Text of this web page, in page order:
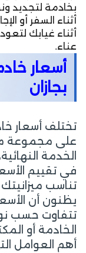
بخادمة لتجديد
أثناء السفر أو
أثناء غيابك
عناء.
أسعار
بجازان
تختلف أسعار
على مجموعة
الخدمة
في تقييم
تناسب
يظنون أن
تتفاوت حسب
الخادمة أو
أهم العوامل